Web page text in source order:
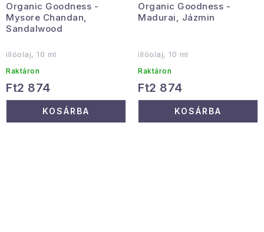
Organic Goodness -
Mysore Chandan,
Sandalwood
illóolaj, 10 ml
Raktáron
Ft2 874
KOSÁRBA
Organic Goodness -
Madurai, Jázmin
illóolaj, 10 ml
Raktáron
Ft2 874
KOSÁRBA